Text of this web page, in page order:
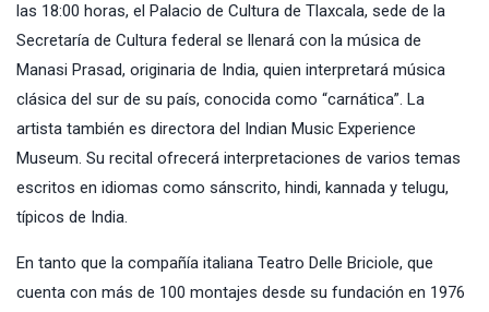
las 18:00 horas, el Palacio de Cultura de Tlaxcala, sede de la
Secretaría de Cultura federal se llenará con la música de
Manasi Prasad, originaria de India, quien interpretará música
clásica del sur de su país, conocida como “carnática”. La
artista también es directora del Indian Music Experience
Museum. Su recital ofrecerá interpretaciones de varios temas
escritos en idiomas como sánscrito, hindi, kannada y telugu,
típicos de India.
En tanto que la compañía italiana Teatro Delle Briciole, que
cuenta con más de 100 montajes desde su fundación en 1976